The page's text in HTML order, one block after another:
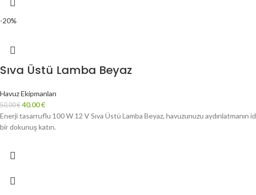
-20%
Sıva Üstü Lamba Beyaz
Havuz Ekipmanları
50.00€ 40.00€
Enerji tasarruflu 100 W 12 V Sıva Üstü Lamba Beyaz, havuzunuzu aydınlatmanın
bir dokunuş katın.